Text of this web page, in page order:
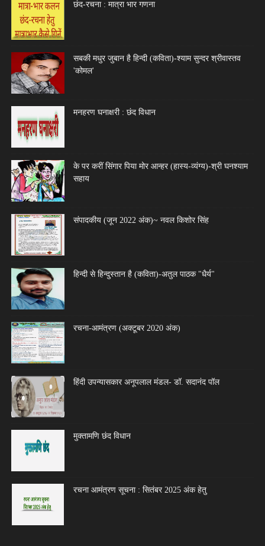
छंद-रचना : मात्रा भार गणना
सबकी मधुर जुबान है हिन्दी (कविता)-श्याम सुन्दर श्रीवास्तव
'कोमल'
मनहरण घनाक्षरी : छंद विधान
के पर करीं सिंगार पिया मोर आन्हर (हास्य-व्यंग्य)-श्री घनश्याम
सहाय
संपादकीय (जून 2022 अंक)~ नवल किशोर सिंह
हिन्दी से हिन्दुस्तान है (कविता)-अतुल पाठक "धैर्य"
रचना-आमंत्रण (अक्टूबर 2020 अंक)
हिंदी उपन्यासकार अनूपलाल मंडल- डॉ. सदानंद पॉल
मुक्तामणि छंद विधान
रचना आमंत्रण सूचना : सितंबर 2025 अंक हेतु